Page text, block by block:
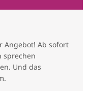
Angebot! Ab sofort
sprechen
Und das